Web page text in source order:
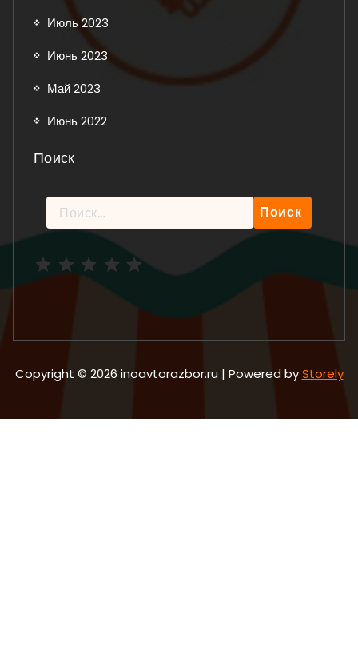
Июль 2023
Июнь 2023
Май 2023
Июнь 2022
Поиск
Найти:
Copyright © 2026 inoavtorazbor.ru | Powered byStorely